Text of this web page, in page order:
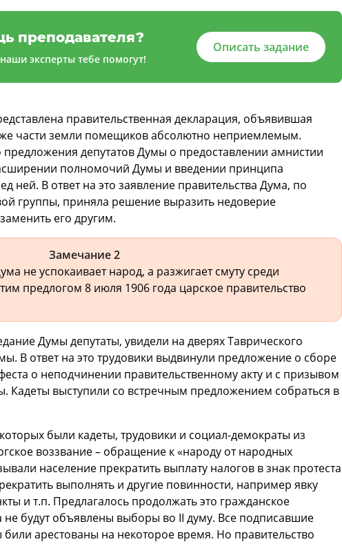
преподавателя?
эксперты тебе помогут!
Описать задание
правительственная декларация, объявившая
части земли помещиков абсолютно неприемлемым.
предложения депутатов Думы о предоставлении амнистии
полномочий Думы и введении принципа
ней. В ответ на это заявление правительства Дума, по
группы, приняла решение выразить недоверие
его другим.
Замечание 2
не успокаивает народ, а разжигает смуту среди
предлогом 8 июля 1906 года царское правительство
Думы депутаты, увидели на дверях Таврического
В ответ на это трудовики выдвинули предложение о сборе
о неподчинении правительственному акту и с призывом
Кадеты выступили со встречным предложением собраться в
были кадеты, трудовики и социал-демократы из
воззвание – обращение к «народу от народных
население прекратить выплату налогов в знак протеста
выполнять и другие повинности, например явку
и т.п. Предлагалось продолжать это гражданское
не будут объявлены выборы во II думу. Все подписавшие
били арестованы на некоторое время. Но правительство